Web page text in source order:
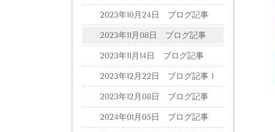
2023年10月24日 ブログ記事
2023年11月08日 ブログ記事
2023年11月14日 ブログ記事
2023年12月22日 ブログ記事 1
2023年12月08日 ブログ記事
2024年01月05日 ブログ記事